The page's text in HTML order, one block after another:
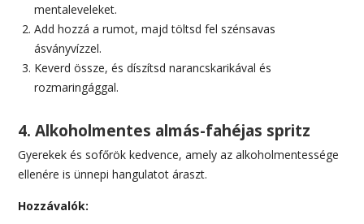
mentaleveleket.
Add hozzá a rumot, majd töltsd fel szénsavas
ásványvízzel.
Keverd össze, és díszítsd narancskarikával és
rozmaringággal.
4. Alkoholmentes almás-fahéjas spritz
Gyerekek és sofőrök kedvence, amely az alkoholmentessége
ellenére is ünnepi hangulatot áraszt.
Hozzávalók: